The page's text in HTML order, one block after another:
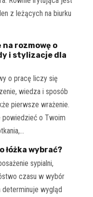
z leżących na biurku
rozmowę o
i stylizacje dla
o pracę liczy się
wiedza i sposób
pierwsze wrażenie.
o Twoim
łóżka wybrać?
sypialni,
czasu w wybór
determinuje wygląd